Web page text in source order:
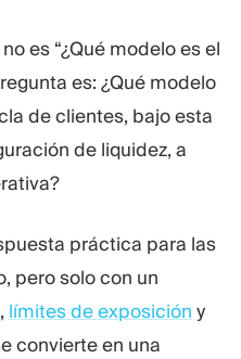
es “¿Qué modelo es el
es: ¿Qué modelo
de clientes, bajo esta
de liquidez, a
práctica para las
pero solo con un
límites de exposición y
convierte en una